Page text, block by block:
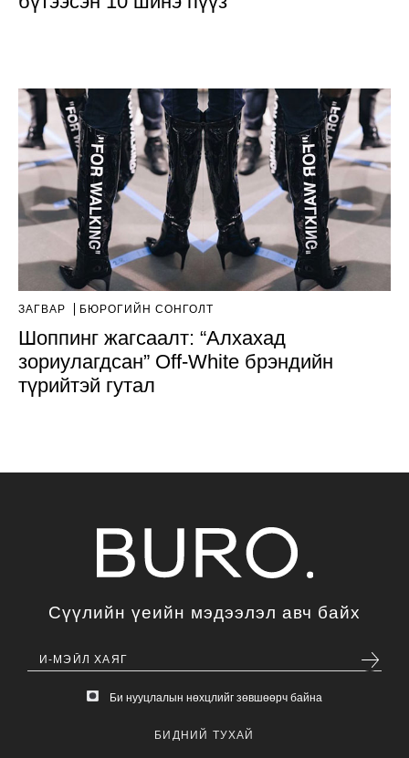
ЗАГВАР БЮРОГИЙН СОНГОЛТ
Шоппинг жагсаалт: “Алхахад
зориулагдсан” Off-White брэндийн
түрийтэй гутал
Сүүлийн үеийн мэдээлэл авч байх
Би нууцлалын нөхцлийг зөвшөөрч байна
БИДНИЙ ТУХАЙ